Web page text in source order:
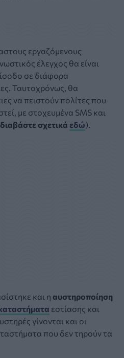
εργαζόμενους
έλεγχος θα είναι
σε διάφορα
Ταυτοχρόνως, θα
να πειστούν πολίτες που
με στοχευμένα SMS και
διαβάστε σχετικά εδώ).
και η αυστηροποίηση
εστίασης και
γίνονται και οι
που δεν τηρούν τα